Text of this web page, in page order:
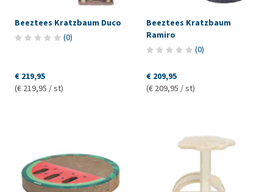
Beeztees Kratzbaum Duco
(0)
€ 219,95
(€ 219,95 / st)
Beeztees Kratzbaum
Ramiro
(0)
€ 209,95
(€ 209,95 / st)